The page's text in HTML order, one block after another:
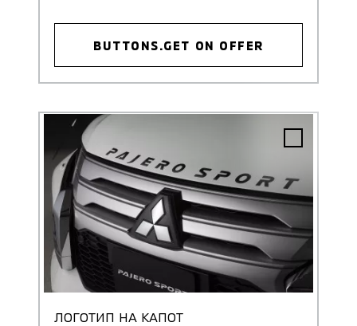
BUTTONS.GET ON OFFER
ЛОГОТИП НА КАПОТ